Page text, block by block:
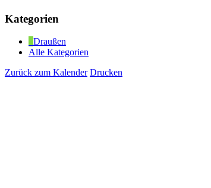
Kategorien
Draußen
Alle Kategorien
Zurück zum Kalender Drucken